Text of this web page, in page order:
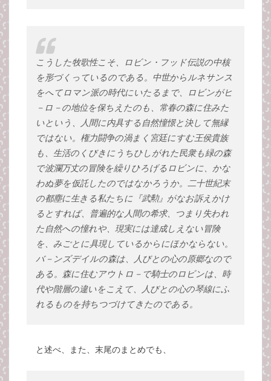
こうした牧歌性こそ、ロビン・フッド伝説の中核
を形づくっているのである。中世からルネサンス
をへてロマン派の時代にいたるまで、ロビンがヒ
－ロ－の地位を保ちえたのも、常春の森に住みた
いという、人間に内具する自然憧憬と決して無縁
ではない。権力闘争の渦まく宮廷にすむ王侯貴族
も、生活のくびきにうちひしがれた民衆も緑の森
で波瀾万丈の冒険を繰りひろげるロビンに、かな
わぬ夢を仮託したのではなかろうか。二十世紀末
の都塵に生きる私たちに『武勲』がなお訴えかけ
るとすれば、普遍的な人間の希求、つまり失われ
た自然への憧れや、現実には達成しえない冒険
を、みごとに具現しているからにほかならない。
バ－ンズデイルの森は、人びとの心の原郷なので
ある。森に住むアウトロ－で騎士のロビンは、時
代や階層の違いをこえて、人びとの心の琴線にふ
れるものを持ちつづけてきたのである。
と述べ、また、末尾のまとめでも、